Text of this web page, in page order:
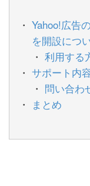
Yahoo!広告
を開設につ
利用する
サポート内
問い合わ
まとめ